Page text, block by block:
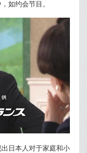
如约会节目。
日本人对于家庭和小